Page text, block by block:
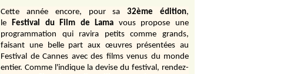
Cette année encore, pour sa 32ème édition,
le Festival du Film de Lama vous propose une
programmation qui ravira petits comme grands,
faisant une belle part aux œuvres présentées au
Festival de Cannes avec des films venus du monde
entier. Comme l'indique la devise du festival, rendez-